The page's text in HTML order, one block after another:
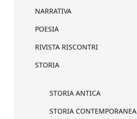
NARRATIVA
POESIA
RIVISTA RISCONTRI
STORIA
STORIA ANTICA
STORIA CONTEMPORANEA